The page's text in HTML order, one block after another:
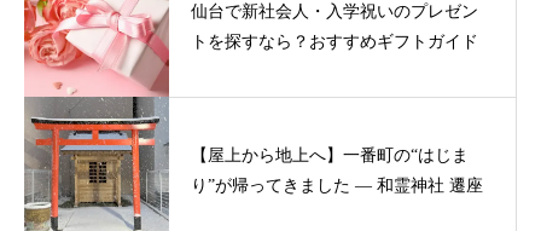
仙台で新社会人・入学祝いのプレゼン
トを探すなら？おすすめギフトガイド
【屋上から地上へ】一番町の“はじま
り”が帰ってきました ― 和霊神社 遷座